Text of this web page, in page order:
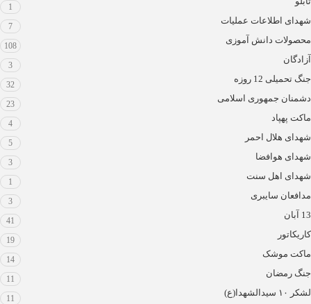
1
شهدای اطلاعات عملیات
7
محصولات دانش آموزی
108
آزادگان
3
جنگ تحمیلی 12 روزه
32
دشمنان جمهوری اسلامی
23
ماکت پهپاد
4
شهدای هلال احمر
5
شهدای هوافضا
3
شهدای اهل سنت
1
مدافعان سایبری
3
13 آبان
41
کاریکاتور
19
ماکت موشک
14
جنگ رمضان
11
لشکر ۱۰ سیدالشهدا(ع)
11